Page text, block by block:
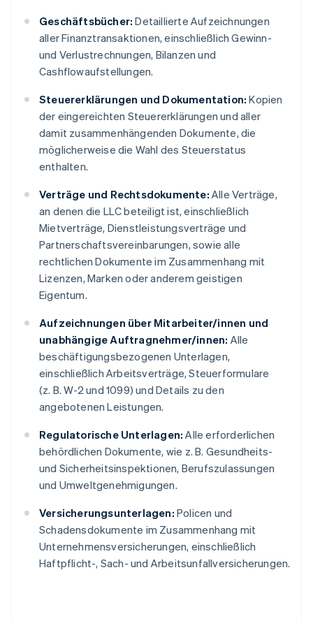
Geschäftsbücher: Detaillierte Aufzeichnungen
aller Finanztransaktionen, einschließlich Gewinn-
und Verlustrechnungen, Bilanzen und
Cashflowaufstellungen.
Steuererklärungen und Dokumentation: Kopien
der eingereichten Steuererklärungen und aller
damit zusammenhängenden Dokumente, die
möglicherweise die Wahl des Steuerstatus
enthalten.
Verträge und Rechtsdokumente: Alle Verträge,
an denen die LLC beteiligt ist, einschließlich
Mietverträge, Dienstleistungsverträge und
Partnerschaftsvereinbarungen, sowie alle
rechtlichen Dokumente im Zusammenhang mit
Lizenzen, Marken oder anderem geistigen
Eigentum.
Aufzeichnungen über Mitarbeiter/innen und
unabhängige Auftragnehmer/innen: Alle
beschäftigungsbezogenen Unterlagen,
einschließlich Arbeitsverträge, Steuerformulare
(z. B. W-2 und 1099) und Details zu den
angebotenen Leistungen.
Regulatorische Unterlagen: Alle erforderlichen
behördlichen Dokumente, wie z. B. Gesundheits-
und Sicherheitsinspektionen, Berufszulassungen
und Umweltgenehmigungen.
Versicherungsunterlagen: Policen und
Schadensdokumente im Zusammenhang mit
Unternehmensversicherungen, einschließlich
Haftpflicht-, Sach- und Arbeitsunfallversicherungen.